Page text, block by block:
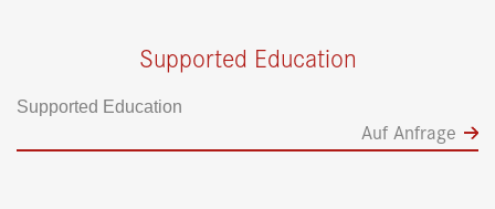
Supported Education
Supported Education
Auf Anfrage